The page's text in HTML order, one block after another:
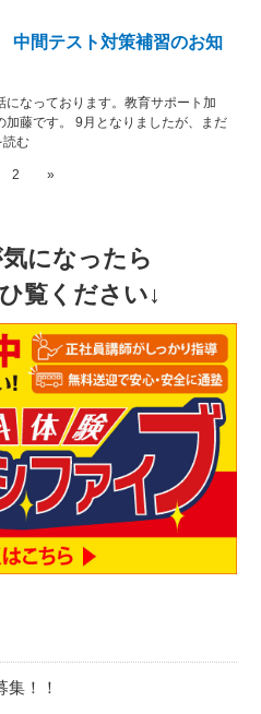
間テスト対策補習のお知
になっております。教育サポート加
加藤です。 9月となりましたが、まだ
む
2 »
になったら
覧ください↓
！！